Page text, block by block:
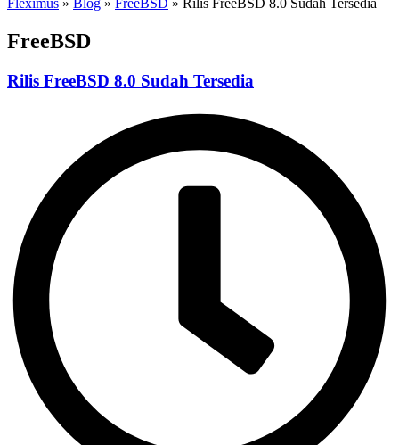
Fleximus » Blog » FreeBSD » Rilis FreeBSD 8.0 Sudah Tersedia
FreeBSD
Rilis FreeBSD 8.0 Sudah Tersedia